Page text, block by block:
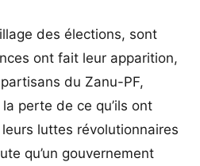
des élections, sont
ont fait leur apparition,
du Zanu-PF,
perte de ce qu’ils ont
luttes révolutionnaires
qu’un gouvernement